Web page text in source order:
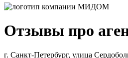
Отзывы про
г. Санкт-Петербург, улица